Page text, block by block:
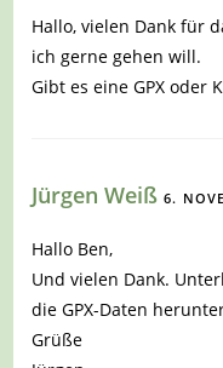
Hallo, vielen Dank für
ich gerne gehen will.
Gibt es eine GPX oder
Jürgen Weiß 6.
Hallo Ben,
Und vielen Dank.
die GPX-Daten
Grüße